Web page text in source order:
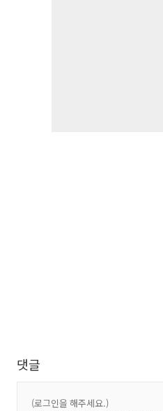
댓글